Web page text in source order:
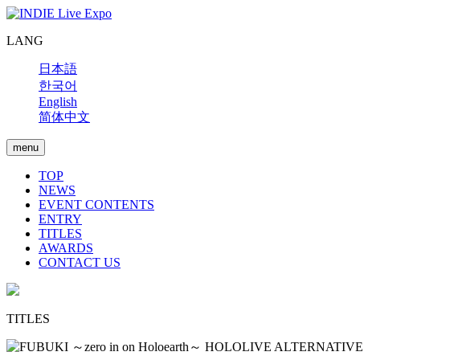
LANG
日本語
한국어
English
简体中文
menu
TOP
NEWS
EVENT CONTENTS
ENTRY
TITLES
AWARDS
CONTACT US
TITLES